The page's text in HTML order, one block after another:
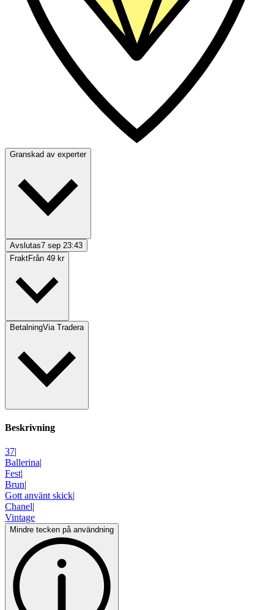
Granskad av experter
Avslutas7 sep 23:43
FraktFrån 49 kr
BetalningVia Tradera
Beskrivning
37|
Ballerina|
Fest|
Brun|
Gott använt skick|
Chanel|
Vintage
Mindre tecken på användning